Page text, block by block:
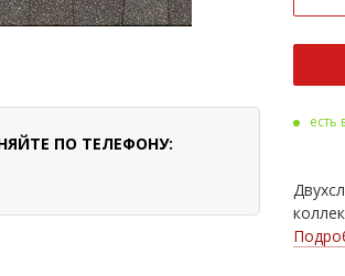
ПО ТЕЛЕФОНУ:
есть